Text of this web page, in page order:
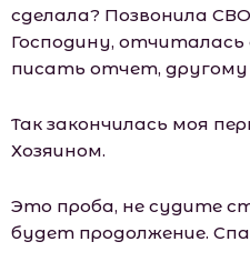
сделала? Позвонила
Господину, отчиталась
писать отчет, другому
Так закончилась моя
Хозяином.
Это проба, не судите
будет продолжение.